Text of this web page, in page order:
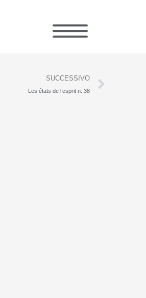
SUCCESSIVO
Les états de l’esprit n. 38